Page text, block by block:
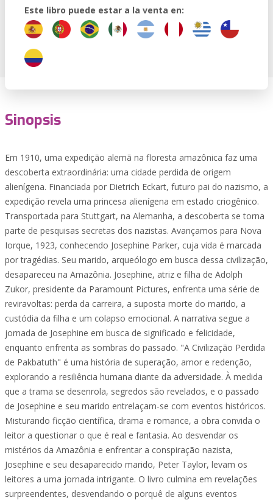
Este libro puede estar a la venta en:
Sinopsis
Em 1910, uma expedição alemã na floresta amazônica faz uma
descoberta extraordinária: uma cidade perdida de origem
alienígena. Financiada por Dietrich Eckart, futuro pai do nazismo, a
expedição revela uma princesa alienígena em estado criogênico.
Transportada para Stuttgart, na Alemanha, a descoberta se torna
parte de pesquisas secretas dos nazistas. Avançamos para Nova
Iorque, 1923, conhecendo Josephine Parker, cuja vida é marcada
por tragédias. Seu marido, arqueólogo em busca dessa civilização,
desapareceu na Amazônia. Josephine, atriz e filha de Adolph
Zukor, presidente da Paramount Pictures, enfrenta uma série de
reviravoltas: perda da carreira, a suposta morte do marido, a
custódia da filha e um colapso emocional. A narrativa segue a
jornada de Josephine em busca de significado e felicidade,
enquanto enfrenta as sombras do passado. "A Civilização Perdida
de Pakbatuth" é uma história de superação, amor e redenção,
explorando a resiliência humana diante da adversidade. À medida
que a trama se desenrola, segredos são revelados, e o passado
de Josephine e seu marido entrelaçam-se com eventos históricos.
Misturando ficção científica, drama e romance, a obra convida o
leitor a questionar o que é real e fantasia. Ao desvendar os
mistérios da Amazônia e enfrentar a conspiração nazista,
Josephine e seu desaparecido marido, Peter Taylor, levam os
leitores a uma jornada intrigante. O livro culmina em revelações
surpreendentes, desvendando o porquê de alguns eventos